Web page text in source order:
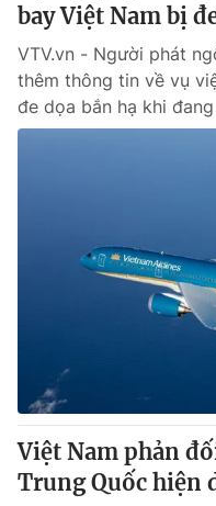
bay Việt Nam bị
VTV.vn - Người phát
thêm thông tin về vụ
đe dọa bắn hạ khi
Việt Nam phản
Trung Quốc hiện